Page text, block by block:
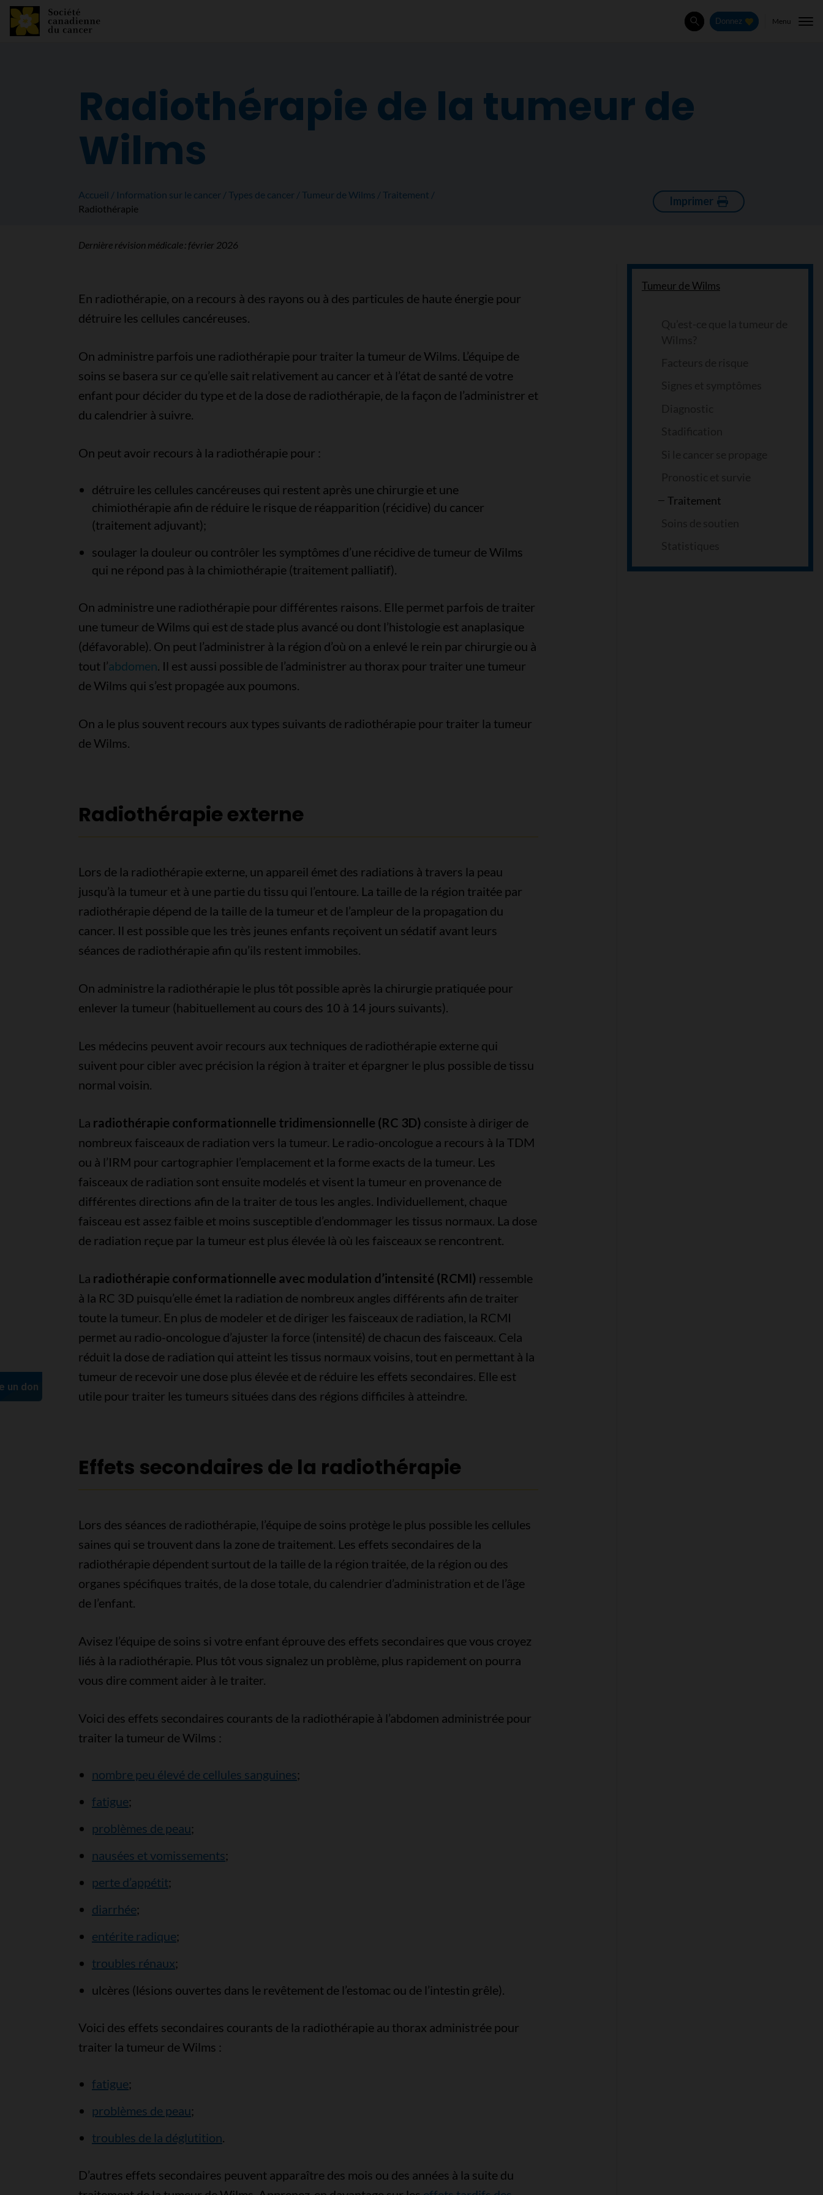
Rechercher
Donnez Menu
Radiothérapie de la tumeur de
Wilms
Accueil Information sur le cancer Types de cancer Tumeur de Wilms
Traitement
Radiothérapie
Imprimer
Dernière révision médicale : février 2026
Tumeur de Wilms
Traitement
En radiothérapie, on a recours à des rayons ou à des particules de haute énergie pour
détruire les cellules cancéreuses.
On administre parfois une radiothérapie pour traiter la tumeur de Wilms. L’équipe de
soins se basera sur ce qu’elle sait relativement au cancer et à l’état de santé de votre
enfant pour décider du type et de la dose de radiothérapie, de la façon de l’administrer et
du calendrier à suivre.
On peut avoir recours à la radiothérapie pour :
détruire les cellules cancéreuses qui restent après une chirurgie et une
chimiothérapie afin de réduire le risque de réapparition (récidive) du cancer
(traitement adjuvant);
soulager la douleur ou contrôler les symptômes d’une récidive de tumeur de Wilms
qui ne répond pas à la chimiothérapie (traitement palliatif).
On administre une radiothérapie pour différentes raisons. Elle permet parfois de traiter
une tumeur de Wilms qui est de stade plus avancé ou dont l’histologie est anaplasique
(défavorable). On peut l’administrer à la région d’où on a enlevé le rein par chirurgie ou à
tout l’abdomen. Il est aussi possible de l’administrer au thorax pour traiter une tumeur
de Wilms qui s’est propagée aux poumons.
On a le plus souvent recours aux types suivants de radiothérapie pour traiter la tumeur
de Wilms.
Radiothérapie externe
Lors de la radiothérapie externe, un appareil émet des radiations à travers la peau
jusqu’à la tumeur et à une partie du tissu qui l’entoure. La taille de la région traitée par
radiothérapie dépend de la taille de la tumeur et de l’ampleur de la propagation du
cancer. Il est possible que les très jeunes enfants reçoivent un sédatif avant leurs
séances de radiothérapie afin qu’ils restent immobiles.
On administre la radiothérapie le plus tôt possible après la chirurgie pratiquée pour
enlever la tumeur (habituellement au cours des 10 à 14 jours suivants).
Les médecins peuvent avoir recours aux techniques de radiothérapie externe qui
suivent pour cibler avec précision la région à traiter et épargner le plus possible de tissu
normal voisin.
La radiothérapie conformationnelle tridimensionnelle (RC 3D) consiste à diriger de
nombreux faisceaux de radiation vers la tumeur. Le radio-oncologue a recours à la TDM
ou à l’IRM pour cartographier l’emplacement et la forme exacts de la tumeur. Les
faisceaux de radiation sont ensuite modelés et visent la tumeur en provenance de
différentes directions afin de la traiter de tous les angles. Individuellement, chaque
faisceau est assez faible et moins susceptible d’endommager les tissus normaux. La dose
de radiation reçue par la tumeur est plus élevée là où les faisceaux se rencontrent.
La radiothérapie conformationnelle avec modulation d’intensité (RCMI) ressemble
à la RC 3D puisqu’elle émet la radiation de nombreux angles différents afin de traiter
toute la tumeur. En plus de modeler et de diriger les faisceaux de radiation, la RCMI
permet au radio-oncologue d’ajuster la force (intensité) de chacun des faisceaux. Cela
réduit la dose de radiation qui atteint les tissus normaux voisins, tout en permettant à la
tumeur de recevoir une dose plus élevée et de réduire les effets secondaires. Elle est
utile pour traiter les tumeurs situées dans des régions difficiles à atteindre.
Effets secondaires de la radiothérapie
Lors des séances de radiothérapie, l’équipe de soins protège le plus possible les cellules
saines qui se trouvent dans la zone de traitement. Les effets secondaires de la
radiothérapie dépendent surtout de la taille de la région traitée, de la région ou des
organes spécifiques traités, de la dose totale, du calendrier d’administration et de l’âge
de l’enfant.
Avisez l’équipe de soins si votre enfant éprouve des effets secondaires que vous croyez
liés à la radiothérapie. Plus tôt vous signalez un problème, plus rapidement on pourra
vous dire comment aider à le traiter.
Voici des effets secondaires courants de la radiothérapie à l’abdomen administrée pour
traiter la tumeur de Wilms :
nombre peu élevé de cellules sanguines;
fatigue;
problèmes de peau;
nausées et vomissements;
perte d’appétit;
diarrhée;
entérite radique;
troubles rénaux;
ulcères (lésions ouvertes dans le revêtement de l’estomac ou de l’intestin grêle).
Voici des effets secondaires courants de la radiothérapie au thorax administrée pour
traiter la tumeur de Wilms :
fatigue;
problèmes de peau;
troubles de la déglutition.
D’autres effets secondaires peuvent apparaître des mois ou des années à la suite du